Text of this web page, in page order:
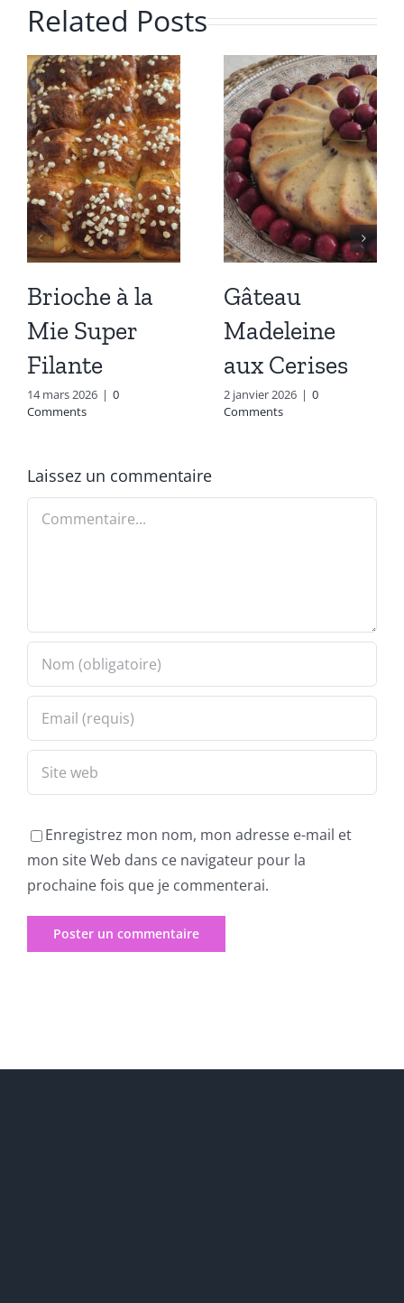
Related Posts
Brioche à la
Mie Super
Filante
14 mars 2026 | 0
Comments
Gâteau
Madeleine
aux Cerises
2 janvier 2026 | 0
Comments
Laissez un commentaire
Commentaire
Enregistrez mon nom, mon adresse e-mail et
mon site Web dans ce navigateur pour la
prochaine fois que je commenterai.